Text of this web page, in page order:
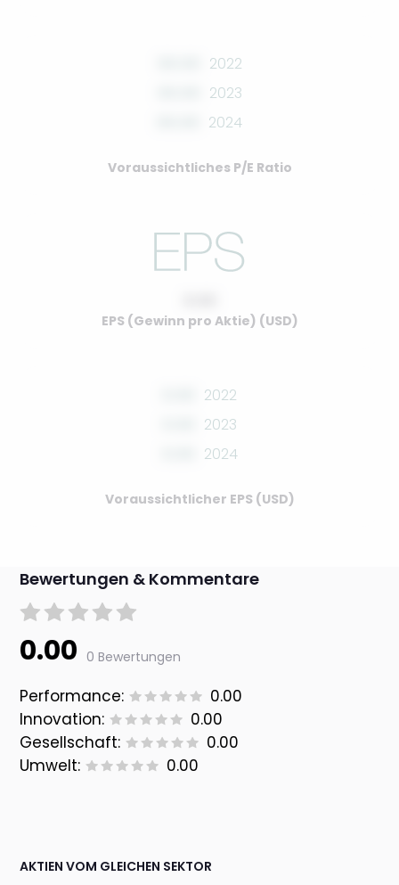
2022
2023
2024
Voraussichtliches P/E Ratio
EPS (Gewinn pro Aktie) (USD)
2022
2023
2024
Voraussichtlicher EPS (USD)
Bewertungen & Kommentare
0.00 0 Bewertungen
Performance:
0.00
Innovation:
0.00
Gesellschaft:
0.00
Umwelt:
0.00
AKTIEN VOM GLEICHEN SEKTOR